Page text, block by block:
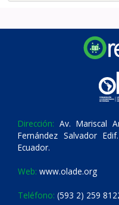
Dirección: Av. Mariscal
Fernández Salvador
Ecuador.
Web: www.olade.org
Teléfono: (593 2) 259